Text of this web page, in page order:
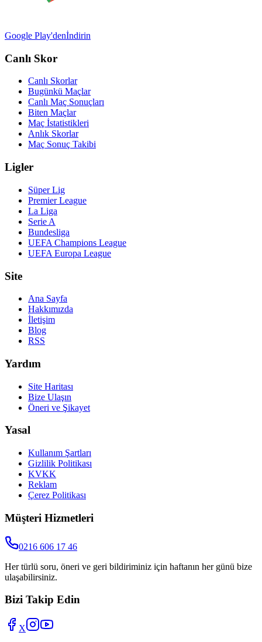
Google Play'denİndirin
Canlı Skor
Canlı Skorlar
Bugünkü Maçlar
Canlı Maç Sonuçları
Biten Maçlar
Maç İstatistikleri
Anlık Skorlar
Maç Sonuç Takibi
Ligler
Süper Lig
Premier League
La Liga
Serie A
Bundesliga
UEFA Champions League
UEFA Europa League
Site
Ana Sayfa
Hakkımızda
İletişim
Blog
RSS
Yardım
Site Haritası
Bize Ulaşın
Öneri ve Şikayet
Yasal
Kullanım Şartları
Gizlilik Politikası
KVKK
Reklam
Çerez Politikası
Müşteri Hizmetleri
0216 606 17 46
Her türlü soru, öneri ve geri bildiriminiz için haftanın her günü bize
ulaşabilirsiniz.
Bizi Takip Edin
X